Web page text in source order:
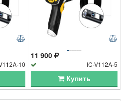
10
11 900
IC-V112A-5
Купить